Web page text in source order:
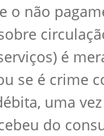
o não
é
se é crime
uma
do